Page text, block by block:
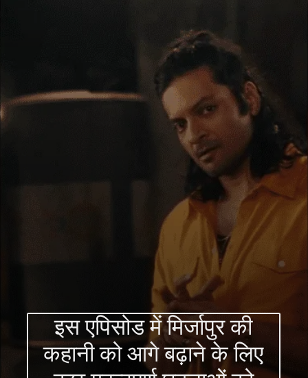
इस एपिसोड में मिर्जापुर की
कहानी को आगे बढ़ाने के लिए